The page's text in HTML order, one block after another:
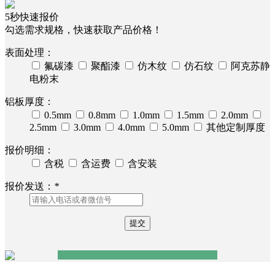
5秒快速报价
勾选需求规格，快速获取产品价格！
表面处理：
氟碳漆
聚酯漆 仿木纹 仿石纹
阿克苏静
电粉末
铝板厚度：
0.5mm
0.8mm 1.0mm 1.5mm
2.0mm
2.5mm
3.0mm 4.0mm 5.0mm 其他定制厚度
报价明细：
含税
含运费 含安装
报价发送： *